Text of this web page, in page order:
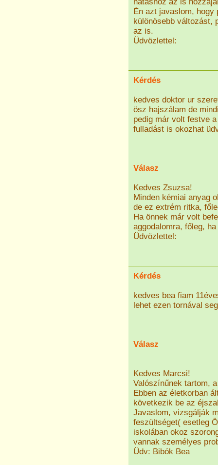
Én azt javaslom, hogy
különösebb változást,
az is.
Üdvözlettel:
Kérdés
kedves doktor ur
ösz hajszálam de
pedig már volt festve
fulladást is okozhat
Válasz
Kedves Zsuzsa!
Minden kémiai anyag
de ez extrém ritka,
Ha önnek már volt
aggodalomra, főleg,
Üdvözlettel:
Kérdés
kedves bea fiam
lehet ezen tornával
Válasz
Kedves Marcsi!
Valószínűnek tartom,
Ebben az életkorban
következik be az
Javaslom, vizsgálják
feszültséget( esetleg
iskolában okoz
vannak személyes
Üdv: Bibók Bea